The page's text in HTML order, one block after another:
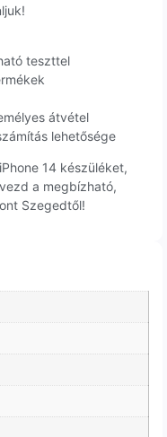
teszttel
átvétel
lehetősége
14 készüléket,
a megbízható,
Szegedtől!